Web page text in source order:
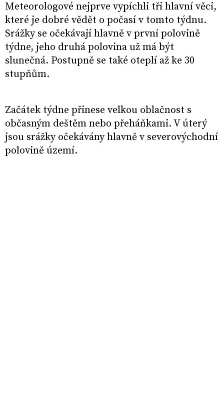
Meteorologové nejprve vypíchli tři hlavní věci,
které je dobré vědět o počasí v tomto týdnu.
Srážky se očekávají hlavně v první polovině
týdne, jeho druhá polovina už má být
slunečná. Postupně se také oteplí až ke 30
stupňům.
Začátek týdne přinese velkou oblačnost s
občasným deštěm nebo přeháňkami. V úterý
jsou srážky očekávány hlavně v severovýchodní
polovině území.